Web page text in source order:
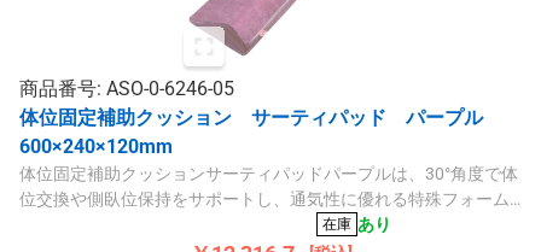
商品番号: ASO-0-6246-05
体位固定補助クッション サーティパッド パープル
600×240×120mm
体位固定補助クッションサーティパッドパープルは、30°角度で体
位交換や側臥位保持をサポートし、通気性に優れる特殊フォーム
在庫 あり